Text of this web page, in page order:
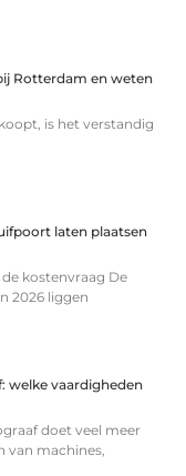
Rotterdam en weten
is het verstandig
laten plaatsen
kostenvraag De
2026 liggen
welke vaardigheden
doet veel meer
van machines,